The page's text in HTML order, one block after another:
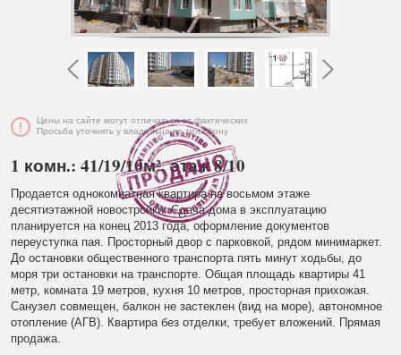
Цены на сайте могут отличаться от фактических
Просьба уточнять у владельца по телефону
1 комн.: 41/19/10м², этаж 8/10
Продается однокомнатная квартира на восьмом этаже
десятиэтажной новостройки. Сдача дома в эксплуатацию
планируется на конец 2013 года, оформление документов
переуступка пая. Просторный двор с парковкой, рядом минимаркет.
До остановки общественного транспорта пять минут ходьбы, до
моря три остановки на транспорте. Общая площадь квартиры 41
метр, комната 19 метров, кухня 10 метров, просторная прихожая.
Санузел совмещен, балкон не застеклен (вид на море), автономное
отопление (АГВ). Квартира без отделки, требует вложений. Прямая
продажа.